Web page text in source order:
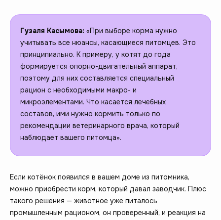
Гузаля Касымова: «При выборе корма нужно
учитывать все нюансы, касающиеся питомцев. Это
принципиально. К примеру, у котят до года
формируется опорно-двигательный аппарат,
поэтому для них составляется специальный
рацион с необходимыми макро- и
микроэлементами. Что касается лечебных
составов, ими нужно кормить только по
рекомендации ветеринарного врача, который
наблюдает вашего питомца».
Если котёнок появился в вашем доме из питомника,
можно приобрести корм, который давал заводчик. Плюс
такого решения — животное уже питалось
промышленным рационом, он проверенный, и реакция на